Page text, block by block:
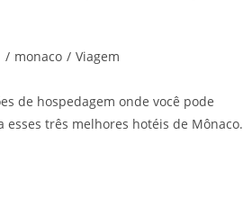
/ monaco / Viagem
de hospedagem onde você pode
três melhores hotéis de Mônaco.